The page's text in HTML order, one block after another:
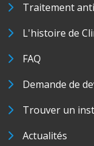
Traitement
L'histoire de
FAQ
Demande de
Trouver un
Actualités